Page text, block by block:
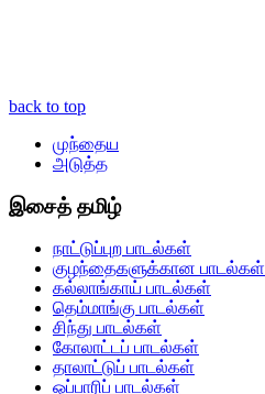
back to top
முந்தைய
அடுத்த
இசைத் தமிழ்
நாட்டுப்புற பாடல்கள்
குழந்தைகளுக்கான பாடல்கள்
கல்லாங்காய் பாடல்கள்
தெம்மாங்கு பாடல்கள்
சிந்து பாடல்கள்
கோலாட்டப் பாடல்கள்
தாலாட்டுப் பாடல்கள்
ஒப்பாரிப் பாடல்கள்